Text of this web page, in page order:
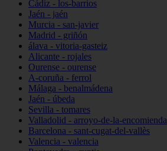
Cádiz - los-barrios
Jaén - jaén
Murcia - san-javier
Madrid - griñón
álava - vitoria-gasteiz
Alicante - rojales
Ourense - ourense
A-coruña - ferrol
Málaga - benalmádena
Jaén - úbeda
Sevilla - tomares
Valladolid - arroyo-de-la-encomienda
Barcelona - sant-cugat-del-vallès
Valencia - valencia